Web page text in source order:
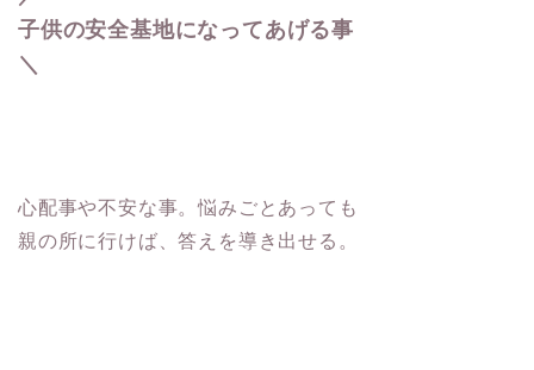
子供の安全基地になってあげる事
＼
心配事や不安な事。悩みごとあっても
親の所に行けば、答えを導き出せる。